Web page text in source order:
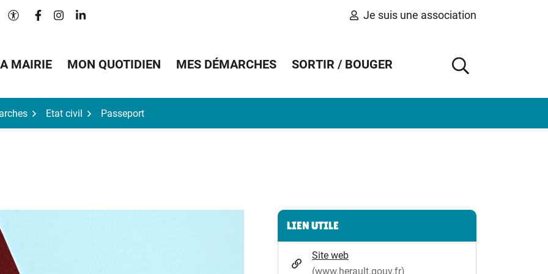
Paramètres d'accessibilité
Lien vers le compte Facebook
Lien vers le compte Instagram
Lien vers le compte Linkedin Je suis une association
MAIRIE MON QUOTIDIEN MES DÉMARCHES SORTIR / BOUGER
AFFICHER
Etat civil Passeport
Informations complémentaires
LIEN UTILE
Site web
(www.herault.gouv.fr)